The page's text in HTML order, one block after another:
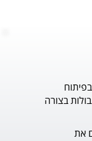
בצורה
והוא מלווה באיורים חמודים שתואמים את